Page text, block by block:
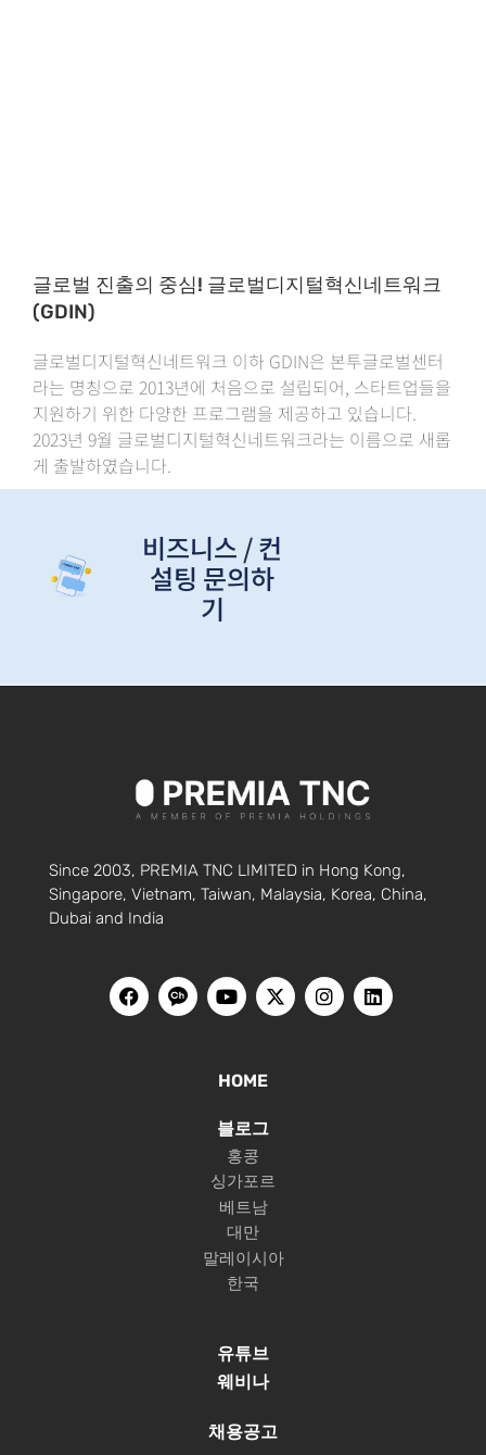
글로벌 진출의 중심! 글로벌디지털혁신네트워크
(GDIN)
글로벌디지털혁신네트워크 이하 GDIN은 본투글로벌센터
라는 명칭으로 2013년에 처음으로 설립되어, 스타트업들을
지원하기 위한 다양한 프로그램을 제공하고 있습니다.
2023년 9월 글로벌디지털혁신네트워크라는 이름으로 새롭
게 출발하였습니다.
비즈니스 / 컨
설팅 문의하
기
Since 2003, PREMIA TNC LIMITED in Hong Kong,
Singapore, Vietnam, Taiwan, Malaysia, Korea, China,
Dubai and India
HOME
블로그
홍콩
싱가포르
베트남
대만
말레이시아
한국
유튜브
웨비나
채용공고